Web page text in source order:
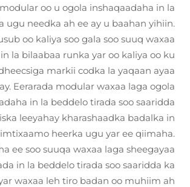
oo u ogola inshaqaadaha in la
ugu needka ah ee ay u baahan yihiin.
oo kaliya soo gala soo suuq waxaa
la bilaabaa runka yar oo kaliya oo ku
markii codka la yaqaan ayaa
Eerarada modular waxaa laga ogola
in la beddelo tirada soo saaridda
leeyahay kharashaadka badalka in
heerka ugu yar ee qiimaha.
ee soo suuqa waxaa laga sheegayaa
in la beddelo tirada soo saaridda ka
waxaa leh tiro badan oo muhiim ah